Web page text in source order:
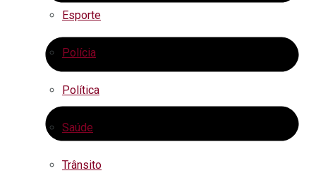
Esporte
Polícia
Política
Saúde
Trânsito